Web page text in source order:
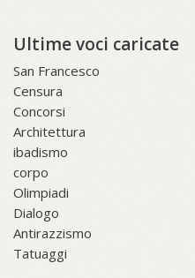
Ultime voci caricate
San Francesco
Censura
Concorsi
Architettura
ibadismo
corpo
Olimpiadi
Dialogo
Antirazzismo
Tatuaggi